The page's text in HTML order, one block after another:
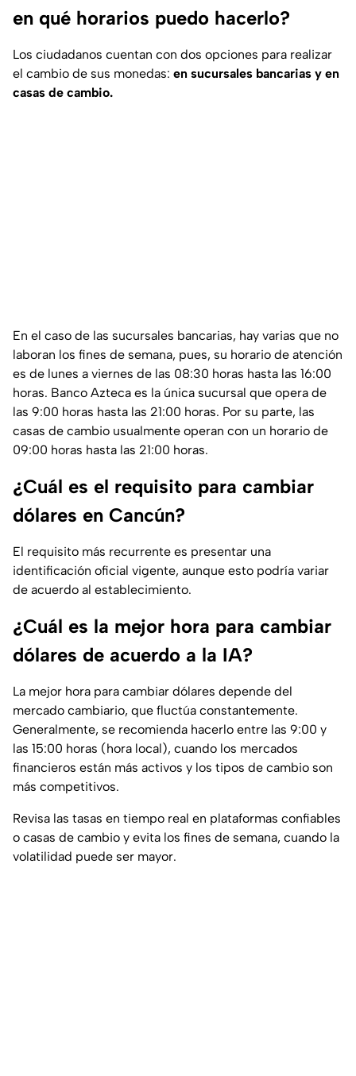
en qué horarios puedo hacerlo?
Los ciudadanos cuentan con dos opciones para realizar
el cambio de sus monedas: en sucursales bancarias y en
casas de cambio.
En el caso de las sucursales bancarias, hay varias que no
laboran los fines de semana, pues, su horario de atención
es de lunes a viernes de las 08:30 horas hasta las 16:00
horas. Banco Azteca es la única sucursal que opera de
las 9:00 horas hasta las 21:00 horas. Por su parte, las
casas de cambio usualmente operan con un horario de
09:00 horas hasta las 21:00 horas.
¿Cuál es el requisito para cambiar
dólares en Cancún?
El requisito más recurrente es presentar una
identificación oficial vigente, aunque esto podría variar
de acuerdo al establecimiento.
¿Cuál es la mejor hora para cambiar
dólares de acuerdo a la IA?
La mejor hora para cambiar dólares depende del
mercado cambiario, que fluctúa constantemente.
Generalmente, se recomienda hacerlo entre las 9:00 y
las 15:00 horas (hora local), cuando los mercados
financieros están más activos y los tipos de cambio son
más competitivos.
Revisa las tasas en tiempo real en plataformas confiables
o casas de cambio y evita los fines de semana, cuando la
volatilidad puede ser mayor.